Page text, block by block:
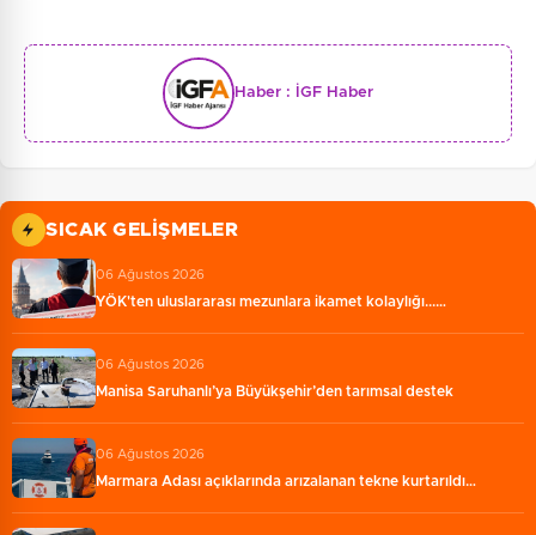
Haber : İGF Haber
SICAK GELIŞMELER
06 Ağustos 2026
YÖK'ten uluslararası mezunlara ikamet kolaylığı...…
06 Ağustos 2026
Manisa Saruhanlı’ya Büyükşehir’den tarımsal destek
06 Ağustos 2026
Marmara Adası açıklarında arızalanan tekne kurtarıldı…